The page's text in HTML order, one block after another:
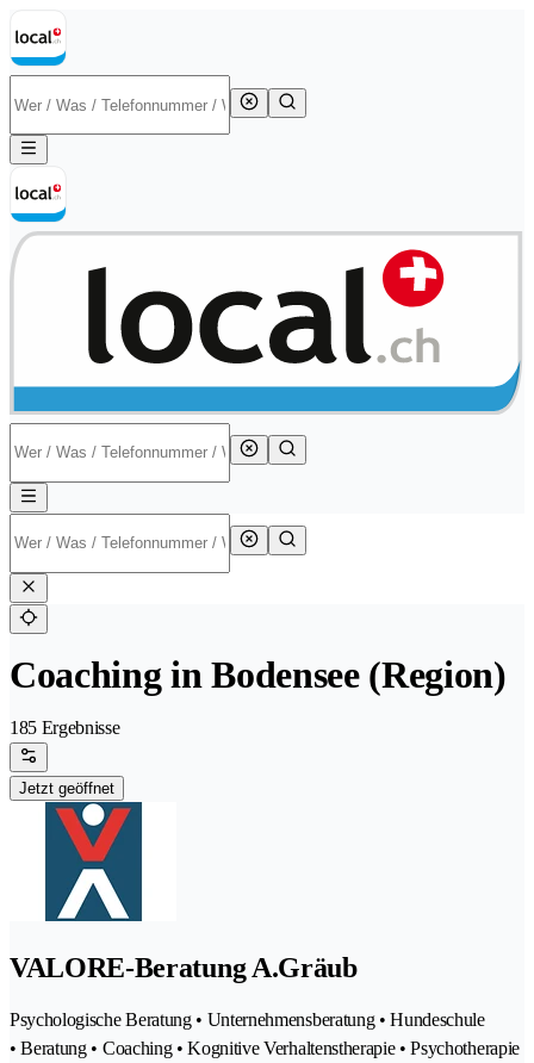
Coaching in Bodensee (Region)
185 Ergebnisse
Jetzt geöffnet
VALORE-Beratung A.Gräub
Psychologische Beratung • Unternehmensberatung • Hundeschule
• Beratung • Coaching • Kognitive Verhaltenstherapie • Psychotherapie